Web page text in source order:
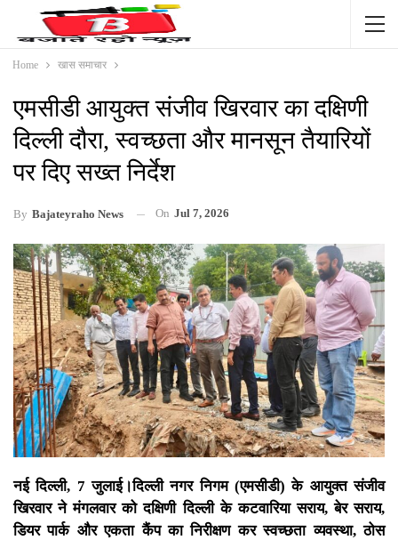
Home खास समाचार
एमसीडी आयुक्त संजीव खिरवार का दक्षिणी
दिल्ली दौरा, स्वच्छता और मानसून तैयारियों
पर दिए सख्त निर्देश
By Bajateyraho News On Jul 7, 2026
नई दिल्ली, 7 जुलाई।दिल्ली नगर निगम (एमसीडी) के आयुक्त संजीव
खिरवार ने मंगलवार को दक्षिणी दिल्ली के कटवारिया सराय, बेर सराय,
डियर पार्क और एकता कैंप का निरीक्षण कर स्वच्छता व्यवस्था, ठोस